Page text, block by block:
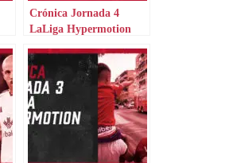
Crónica Jornada 4
LaLiga Hypermotion